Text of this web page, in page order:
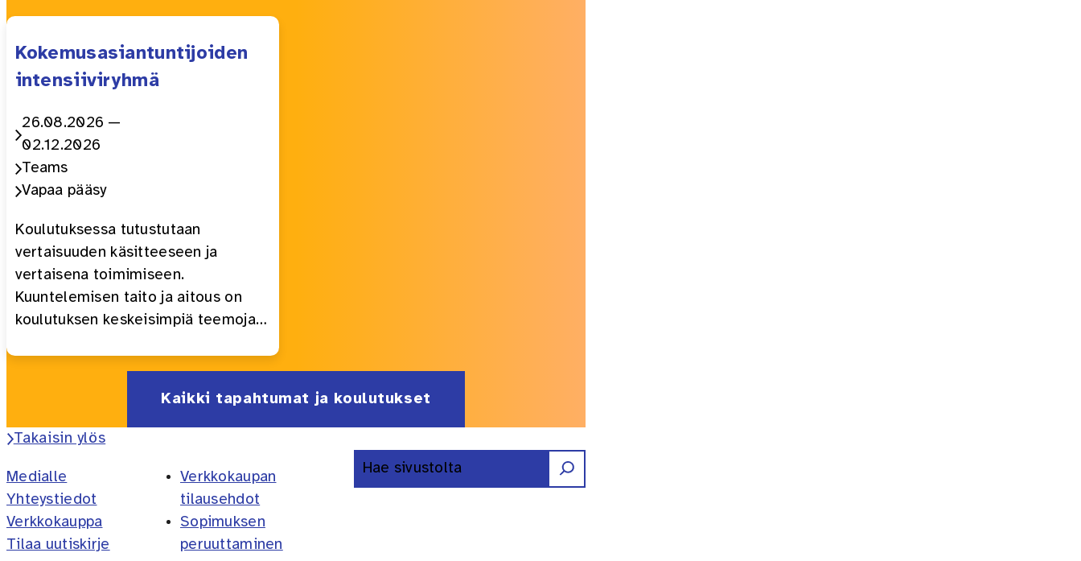
Kokemusasiantuntijoiden
intensiiviryhmä
Aika:
26.08.2026 —
02.12.2026
Paikka:
Teams
Maksullisuus:
Vapaa pääsy
Koulutuksessa tutustutaan
vertaisuuden käsitteeseen ja
vertaisena toimimiseen.
Kuuntelemisen taito ja aitous on
koulutuksen keskeisimpiä teemoja…
Kaikki tapahtumat ja koulutukset
Takaisin ylös
Medialle
Yhteystiedot
Verkkokauppa
Tilaa uutiskirje
Verkkokaupan
tilausehdot
Sopimuksen
peruuttaminen
Etsi